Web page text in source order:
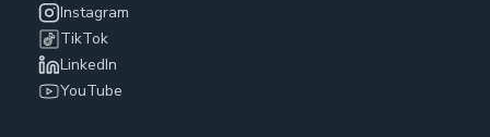
Instagram
TikTok
LinkedIn
YouTube